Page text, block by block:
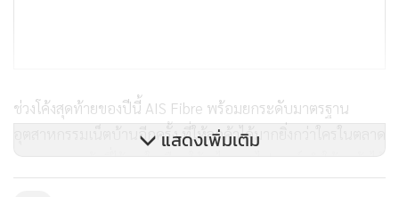
ช่วงโค้งสุดท้ายของปีนี้ AIS Fibre พร้อมยกระดับมาตรฐาน
อุตสาหกรรมเน็ตบ้านอีกครั้ง ที่ให้ลูกค้าได้มากยิ่งกว่าใครในตลาด
ตอบแทนลูกค้าที่ไว้วางใจเลือกใช้เอไอเอส ไฟเบอร์ ทำให้ลูกค้าได้
ใช้งานสมาร์ทดีไวซ์ในบ้านได้อย่างเต็มประสิทธิภาพ และได้รับ
แสดงเพิ่มเติม